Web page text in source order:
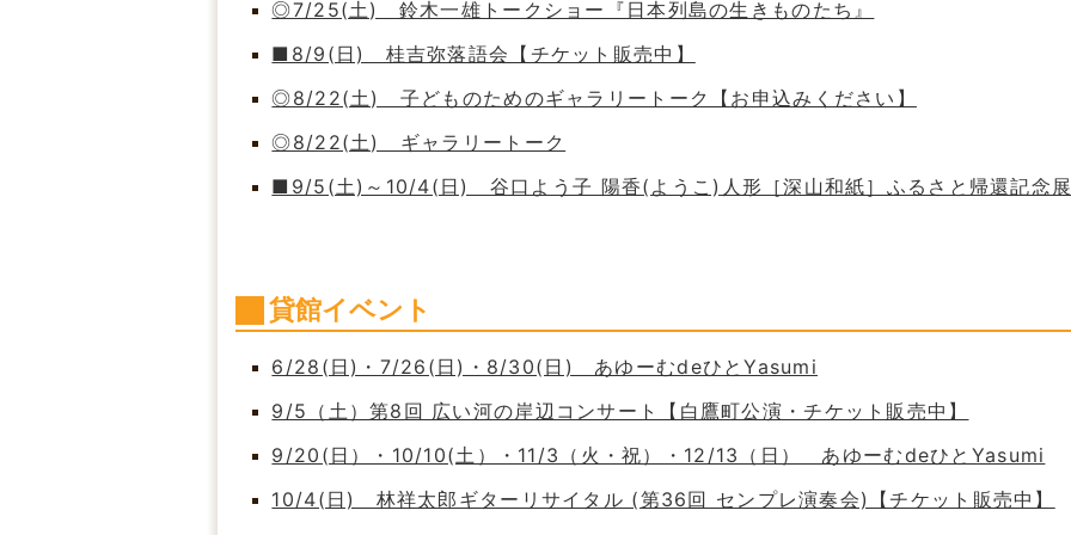
◎7/25(土) 鈴木一雄トークショー『日本列島の生きものたち』
■8/9(日) 桂吉弥落語会【チケット販売中】
◎8/22(土) 子どものためのギャラリートーク【お申込みください】
◎8/22(土) ギャラリートーク
■9/5(土)～10/4(日) 谷口よう子 陽香(ようこ)人形［深山和紙］ふるさと帰還記念
貸館イベント
6/28(日)・7/26(日)・8/30(日) あゆーむdeひとYasumi
9/5（土）第8回 広い河の岸辺コンサート【白鷹町公演・チケット販売中】
9/20(日）・10/10(土）・11/3（火・祝）・12/13（日） あゆーむdeひとYasumi
10/4(日) 林祥太郎ギターリサイタル (第36回 センプレ演奏会)【チケット販売中】